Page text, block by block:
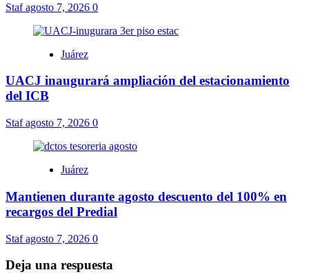
Stafagosto 7, 2026 0
Juárez
UACJ inaugurará ampliación del estacionamiento
del ICB
Stafagosto 7, 2026 0
Juárez
Mantienen durante agosto descuento del 100% en
recargos del Predial
Stafagosto 7, 2026 0
Deja una respuesta